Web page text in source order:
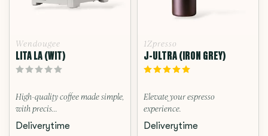
Wendougee
LITA LA (WIT)
High-quality coffee made simple,
with precis...
Deliverytime
1Zpresso
J-ULTRA (IRON GREY)
Elevate your espresso
experience.
Deliverytime